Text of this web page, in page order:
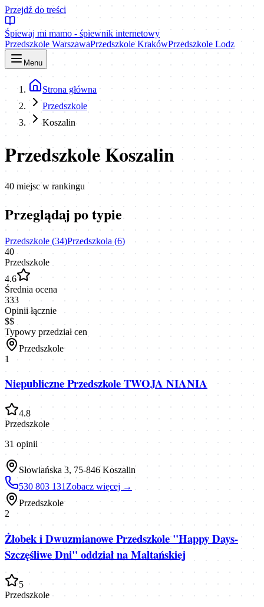
Przejdź do treści
Śpiewaj mi mamo - śpiewnik internetowy
Przedszkole WarszawaPrzedszkole KrakówPrzedszkole Lodz
Menu
Strona główna
Przedszkole
Koszalin
Przedszkole Koszalin
40 miejscw rankingu
Przeglądaj po typie
Przedszkole (34)Przedszkola (6)
40
Przedszkole
4.6
Średnia ocena
333
Opinii łącznie
$$
Typowy przedział cen
Przedszkole
1
Niepubliczne Przedszkole TWOJA NIANIA
4.8
Przedszkole
31 opinii
Słowiańska 3, 75-846 Koszalin
530 803 131 Zobacz więcej →
Przedszkole
2
Żłobek i Dwuzmianowe Przedszkole "Happy Days-
Szczęśliwe Dni" oddział na Maltańskiej
5
Przedszkole